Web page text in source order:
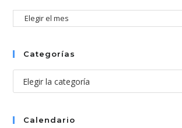
Archivos
Categorías
Categorías
Calendario